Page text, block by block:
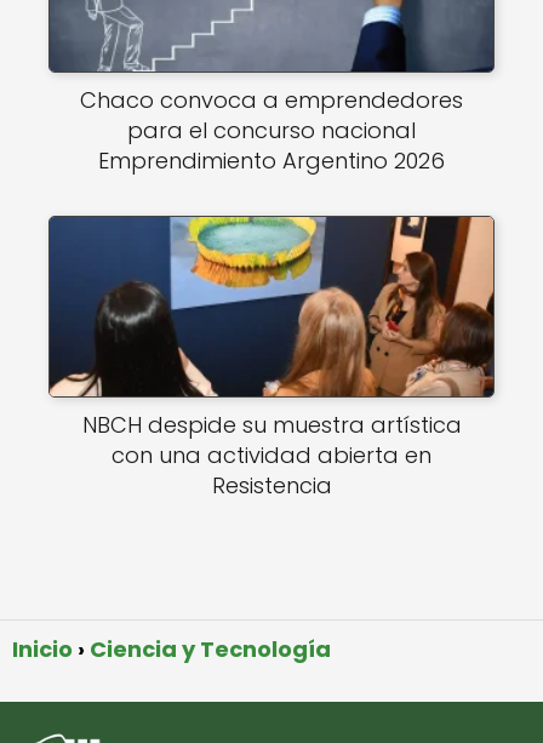
Chaco convoca a emprendedores
para el concurso nacional
Emprendimiento Argentino 2026
NBCH despide su muestra artística
con una actividad abierta en
Resistencia
Inicio Ciencia y Tecnología